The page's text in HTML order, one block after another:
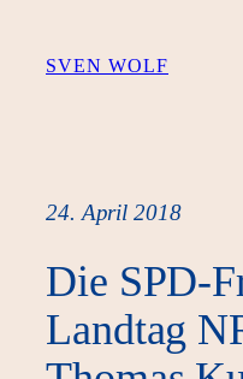
Inhalt
SVEN WOLF
24. April 2018
Die SPD-
Landtag